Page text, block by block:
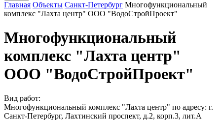
Главная Объекты Санкт-Петербург Многофункциональный
комплекс "Лахта центр" ООО "ВодоСтройПроект"
Многофункциональный
комплекс "Лахта центр"
ООО "ВодоСтройПроект"
Вид работ:
Многофункциональный комплекс "Лахта центр" по адресу: г.
Санкт-Петербург, Лахтинский проспект, д.2, корп.3, лит.А